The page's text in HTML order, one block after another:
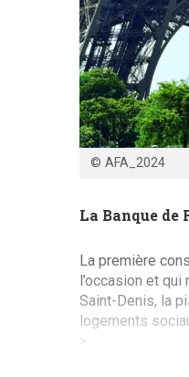
© AFA_2024
La Banque de
La première
l’occasion et
Saint-Denis, la
logements
> ...